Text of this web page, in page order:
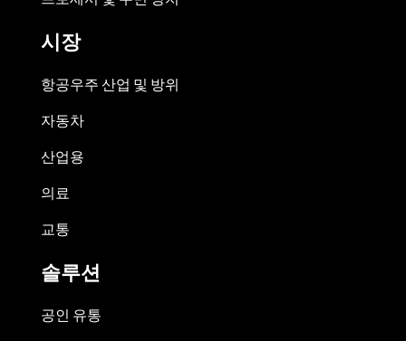
시장
항공우주 산업 및 방위
자동차
산업용
의료
교통
솔루션
공인 유통